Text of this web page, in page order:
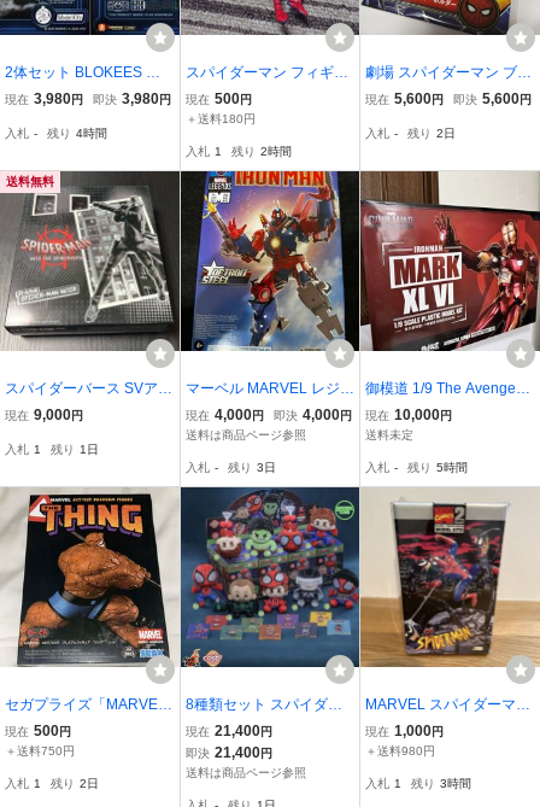
2体セット BLOKEES ハ
ルク トゥームストーン ス
ニュー・デイ プラモデル
ne ブロッキーズ
現在 3,980円 即決 3,980円
入札 - 残り 4時間
スパイダーマン フィギュ
ア MARVEL スパイダーマ
ンの日常 食事 マーベル
ピザ
現在 500円
＋送料180円
入札 1 残り 2時間
劇場 スパイダーマン ブラ
ンドニューデイ シャカシ
ホ 映画 劇場 グッズ スパ
man
現在 5,600円 即決 5,600円
入札 - 残り 2日
送料無料
スパイダーバース SVアク
ション スパイダーマン・
現在 9,000円
入札 1 残り 1日
マーベル MARVEL レジェ
ンド デトロイト・スティ
ール Detroit Steel 6インチ
現在 4,000円 即決 4,000円
送料は商品ページ参照
入札 - 残り 3日
御模道 1/9 The Avengers
アイアンマン マーベル ア
ベンジャーズ ヒーロー プ
能 [並行輸入品]
現在 10,000円
送料未定
入札 - 残り 5時間
セガプライズ「MARVEL
ACT/CUT プレミアムフィ
ギュア “シング”」
現在 500円
＋送料750円
入札 1 残り 2日
8種類セット スパイダー
マン4 ブランドニューデ
イ ぬいぐるみマスコット
キーホルダー HOTTOYS
現在 21,400円
即決 21,400円
送料は商品ページ参照
MARVEL スパイダーマ
ン MODEL KITS LEVEL
2 フィギュア マーベル
イビズ TOYBIZ 1999
現在 1,000円
＋送料980円
入札 1 残り 3時間